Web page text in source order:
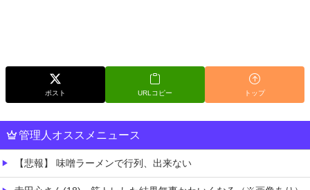
ポスト URLコピー トップ
管理人オススメニュース
【悲報】 味噌ラーメンで行列、出来ない